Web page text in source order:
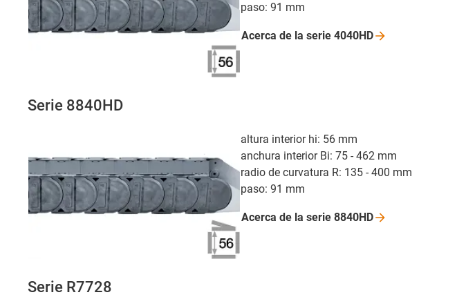
paso: 91 mm
Acerca de la serie 4040HD
Serie 8840HD
altura interior hi: 56 mm
anchura interior Bi: 75 - 462 mm
radio de curvatura R: 135 - 400 mm
paso: 91 mm
Acerca de la serie 8840HD
Serie R7728